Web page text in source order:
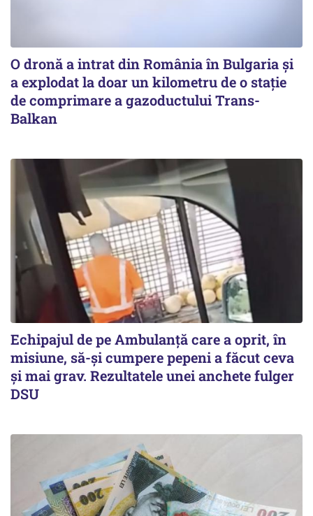
O dronă a intrat din România în Bulgaria şi
a explodat la doar un kilometru de o stație
de comprimare a gazoductului Trans-
Balkan
Echipajul de pe Ambulanță care a oprit, în
misiune, să-și cumpere pepeni a făcut ceva
și mai grav. Rezultatele unei anchete fulger
DSU